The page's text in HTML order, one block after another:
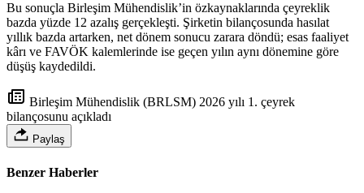
Bu sonuçla Birleşim Mühendislik’in özkaynaklarında çeyreklik
bazda yüzde 12 azalış gerçekleşti. Şirketin bilançosunda hasılat
yıllık bazda artarken, net dönem sonucu zarara döndü; esas faaliyet
kârı ve FAVÖK kalemlerinde ise geçen yılın aynı dönemine göre
düşüş kaydedildi.
Birleşim Mühendislik (BRLSM) 2026 yılı 1. çeyrek
bilançosunu açıkladı
Paylaş
Benzer Haberler